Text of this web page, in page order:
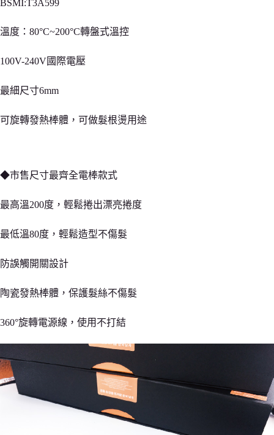
BSMI:T3A599
溫度：80°C~200°C轉盤式溫控
100V-240V國際電壓
最細尺寸6mm
可旋轉發熱棒體，可做髮根燙用途
◆市售尺寸最齊全電棒款式
最高溫200度，輕鬆捲出漂亮捲度
最低溫80度，輕鬆造型不傷髮
防誤觸開關設計
陶瓷發熱棒體，保護髮絲不傷髮
360°旋轉電源線，使用不打結